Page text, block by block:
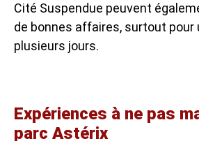
Cité Suspendue peuvent
de bonnes affaires, surtout pour
plusieurs jours.
Expériences à ne pas
parc Astérix